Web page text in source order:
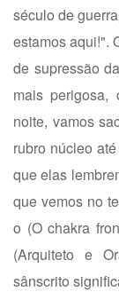
século de
estamos aqui!".
de supressão
mais perigosa,
noite, vamos
rubro núcleo
que elas
que vemos no
o (O chakra
(Arquiteto e
sânscrito